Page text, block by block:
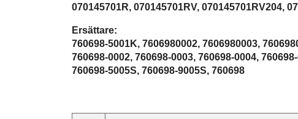
070145701R, 070145701RV, 070145701RV204,
Ersättare:
760698-5001K, 7606980002, 7606980003,
760698-0002, 760698-0003, 760698-0004,
760698-5005S, 760698-9005S, 760698